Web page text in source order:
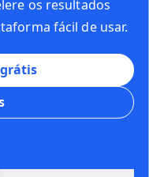
os resultados
fácil de usar.